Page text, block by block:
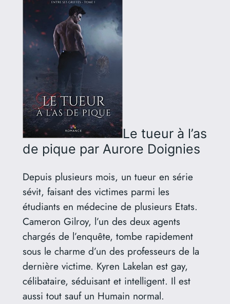
Le tueur à l’as
de pique par Aurore Doignies
Depuis plusieurs mois, un tueur en série
sévit, faisant des victimes parmi les
étudiants en médecine de plusieurs Etats.
Cameron Gilroy, l’un des deux agents
chargés de l’enquête, tombe rapidement
sous le charme d’un des professeurs de la
dernière victime. Kyren Lakelan est gay,
célibataire, séduisant et intelligent. Il est
aussi tout sauf un Humain normal.